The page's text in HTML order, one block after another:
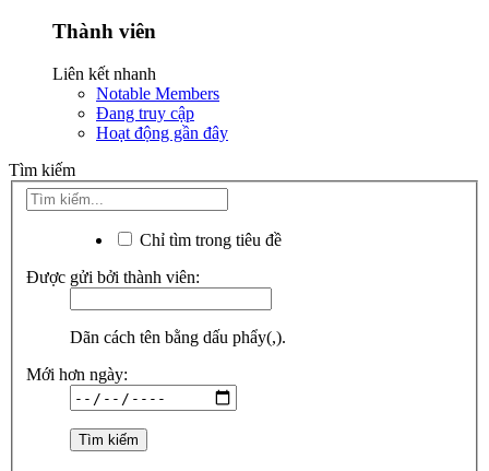
Thành viên
Liên kết nhanh
Notable Members
Đang truy cập
Hoạt động gần đây
Tìm kiếm
Chỉ tìm trong tiêu đề
Được gửi bởi thành viên:
Dãn cách tên bằng dấu phẩy(,).
Mới hơn ngày: